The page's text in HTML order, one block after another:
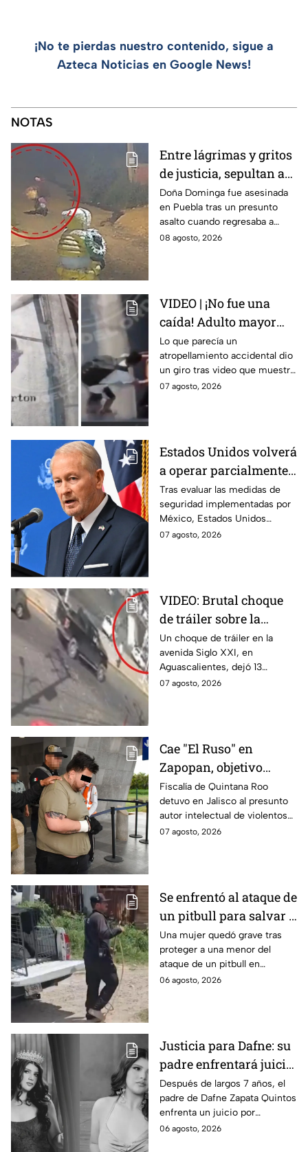
¡No te pierdas nuestro contenido, sigue a
Azteca Noticias en Google News!
NOTAS
Entre lágrimas y gritos
de justicia, sepultan a
doña Dominga, la
abuelita asesinada tras
asalto en Amozoc,
Puebla
Doña Dominga fue asesinada
en Puebla tras un presunto
asalto cuando regresaba a
casa; familiares y amigos la
08 agosto, 2026
VIDEO | ¡No fue una
caída! Adulto mayor
muere atropellado por
tráiler; joven lo empujó
en Monterrey
Lo que parecía un
atropellamiento accidental dio
un giro tras video que muestra
cómo un joven empujó a
07 agosto, 2026
Estados Unidos volverá
a operar parcialmente
en Michoacán tras
suspensión por
motivos de seguridad
Tras evaluar las medidas de
seguridad implementadas por
México, Estados Unidos
reanudará parcialmente sus
07 agosto, 2026
VIDEO: Brutal choque
de tráiler sobre la
avenida Siglo XXI en
Aguascalientes deja
varios heridos y
destrozos
Un choque de tráiler en la
avenida Siglo XXI, en
Aguascalientes, dejó 13
heridos y varios vehículos
07 agosto, 2026
Cae "El Ruso" en
Zapopan, objetivo
prioritario en Playa del
Carmen
Fiscalía de Quintana Roo
detuvo en Jalisco al presunto
autor intelectual de violentos
ataques en fraccionamientos
07 agosto, 2026
Se enfrentó al ataque de
un pitbull para salvar a
una menor; hoy lucha
por su vida en Zapopan
Una mujer quedó grave tras
proteger a una menor del
ataque de un pitbull en
Zapopan; la víctima sufrió
06 agosto, 2026
Justicia para Dafne: su
padre enfrentará juicio
por presunto abuso
cometido en 2019 en
Tamaulipas
Después de largos 7 años, el
padre de Dafne Zapata Quintos
enfrenta un juicio por
presuntamente abusar de la
06 agosto, 2026